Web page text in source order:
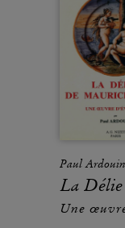
Paul Ardouin
La Délie
Une